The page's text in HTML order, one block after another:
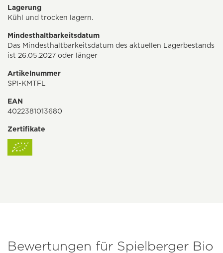
Lagerung
Kühl und trocken lagern.
Mindesthaltbarkeitsdatum
Das Mindesthaltbarkeitsdatum des aktuellen Lagerbestands
ist 26.05.2027 oder länger
Artikelnummer
SPI-KMTFL
EAN
4022381013680
Zertifikate
Bewertungen für Spielberger Bio